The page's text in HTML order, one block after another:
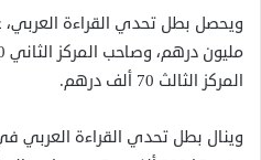
ويحصل بطل تحدي القراءة
المركز الثالث 70 ألف درهم.
وينال بطل تحدي القراءة العربي